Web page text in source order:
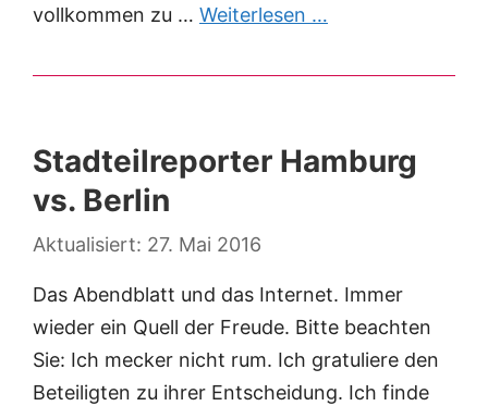
vollkommen zu … Weiterlesen …
Stadteilreporter Hamburg
vs. Berlin
27. Mai 2016
Das Abendblatt und das Internet. Immer
wieder ein Quell der Freude. Bitte beachten
Sie: Ich mecker nicht rum. Ich gratuliere den
Beteiligten zu ihrer Entscheidung. Ich finde